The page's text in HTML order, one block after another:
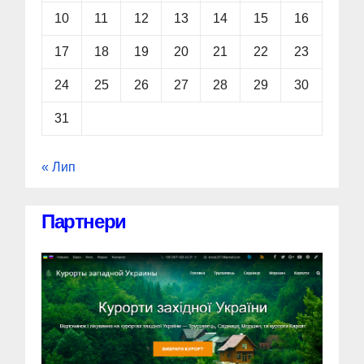
10 11 12 13 14 15 16
17 18 19 20 21 22 23
24 25 26 27 28 29 30
31
« Лип
Партнери